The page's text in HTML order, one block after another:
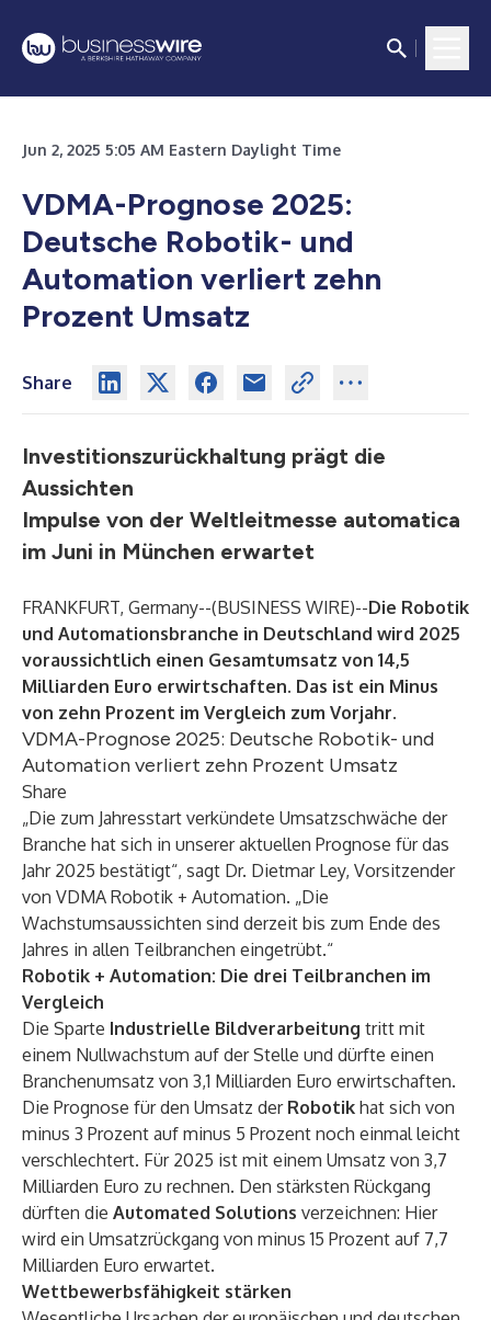
Jun 2, 2025 5:05 AM Eastern Daylight Time
VDMA-Prognose 2025:
Deutsche Robotik- und
Automation verliert zehn
Prozent Umsatz
Share
Investitionszurückhaltung prägt die
Aussichten
Impulse von der Weltleitmesse automatica
im Juni in München erwartet
FRANKFURT, Germany--(BUSINESS WIRE)--Die Robotik
und Automationsbranche in Deutschland wird 2025
voraussichtlich einen Gesamtumsatz von 14,5
Milliarden Euro erwirtschaften. Das ist ein Minus
von zehn Prozent im Vergleich zum Vorjahr.
VDMA-Prognose 2025: Deutsche Robotik- und
Automation verliert zehn Prozent Umsatz
Share
„Die zum Jahresstart verkündete Umsatzschwäche der
Branche hat sich in unserer aktuellen Prognose für das
Jahr 2025 bestätigt“, sagt Dr. Dietmar Ley, Vorsitzender
von VDMA Robotik + Automation. „Die
Wachstumsaussichten sind derzeit bis zum Ende des
Jahres in allen Teilbranchen eingetrübt.“
Robotik + Automation: Die drei Teilbranchen im
Vergleich
Die Sparte Industrielle Bildverarbeitung tritt mit
einem Nullwachstum auf der Stelle und dürfte einen
Branchenumsatz von 3,1 Milliarden Euro erwirtschaften.
Die Prognose für den Umsatz der Robotik hat sich von
minus 3 Prozent auf minus 5 Prozent noch einmal leicht
verschlechtert. Für 2025 ist mit einem Umsatz von 3,7
Milliarden Euro zu rechnen. Den stärksten Rückgang
dürften die Automated Solutions verzeichnen: Hier
wird ein Umsatzrückgang von minus 15 Prozent auf 7,7
Milliarden Euro erwartet.
Wettbewerbsfähigkeit stärken